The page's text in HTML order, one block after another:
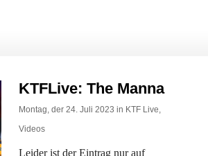
KTFLive: The Manna
Montag, der 24. Juli 2023 in KTF Live,
Videos
Leider ist der Eintrag nur auf